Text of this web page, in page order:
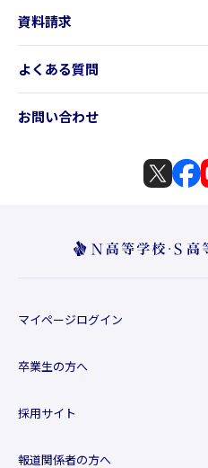
資料請求
よくある質問
お問い合わせ
マイページログイン
卒業生の方へ
採用サイト
報道関係者の方へ